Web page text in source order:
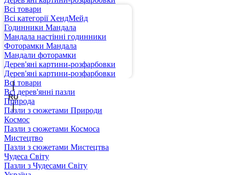
UA
RU
Всі товари
Всі категорії ХендМейд
Годинники Мандала
Мандала настінні годинники
Фоторамки Мандала
Мандали фоторамки
Дерев'яні картини-розфарбовки
Дерев'яні картини-розфарбовки
Всі товари
Всі дерев'янні пазли
Природа
Пазли з сюжетами Природи
Космос
Пазли з сюжетами Космоса
Мистецтво
Пазли з сюжетами Мистецтва
Чудеса Світу
Пазли з Чудесами Світу